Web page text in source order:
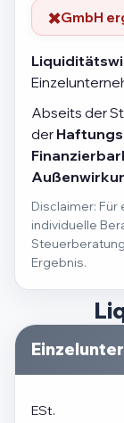
GmbH
Abseits der
der
Disclaimer:
individuelle
Ergebnis.
ESt.